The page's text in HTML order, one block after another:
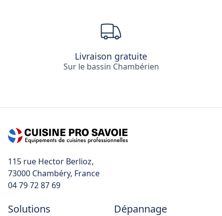
Livraison gratuite
Sur le bassin Chambérien
115 rue Hector Berlioz,
04 79 72 87 69
Solutions Dépannage